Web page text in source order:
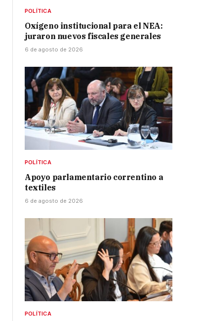
POLÍTICA
Oxígeno institucional para el NEA:
juraron nuevos fiscales generales
6 de agosto de 2026
POLÍTICA
Apoyo parlamentario correntino a
textiles
6 de agosto de 2026
POLÍTICA